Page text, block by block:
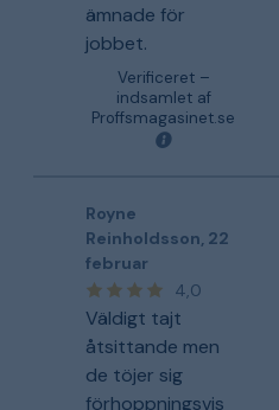
ämnade för
jobbet.
Verificeret –
indsamlet af
Proffsmagasinet.se
Royne
Reinholdsson 22
februar
4,0
Väldigt tajt
åtsittande men
de töjer sig
förhoppningsvis